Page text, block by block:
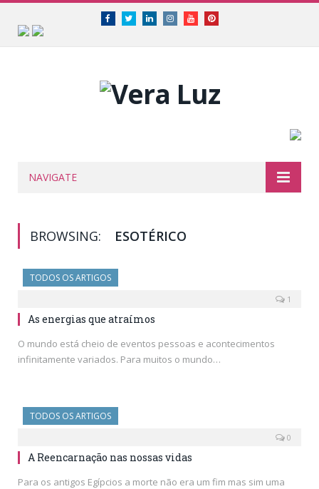
FacebookTwitterLinkedinInstagramYoutubePinterest
NAVIGATE
BROWSING: ESOTÉRICO
TODOS OS ARTIGOS
1
As energias que atraímos
O mundo está cheio de eventos pessoas e acontecimentos
infinitamente variados. Para muitos o mundo…
TODOS OS ARTIGOS
0
A Reencarnação nas nossas vidas
Para os antigos Egípcios a morte não era um fim mas sim uma